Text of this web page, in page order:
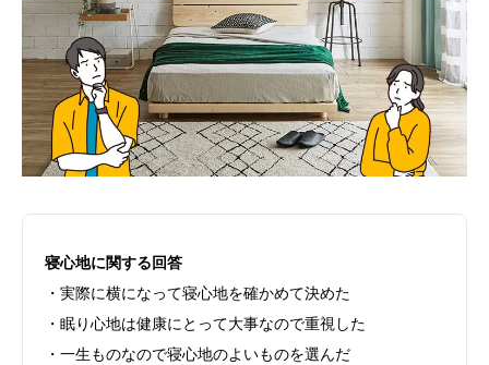
寝心地に関する回答
・実際に横になって寝心地を確かめて決めた
・眠り心地は健康にとって大事なので重視した
・一生ものなので寝心地のよいものを選んだ